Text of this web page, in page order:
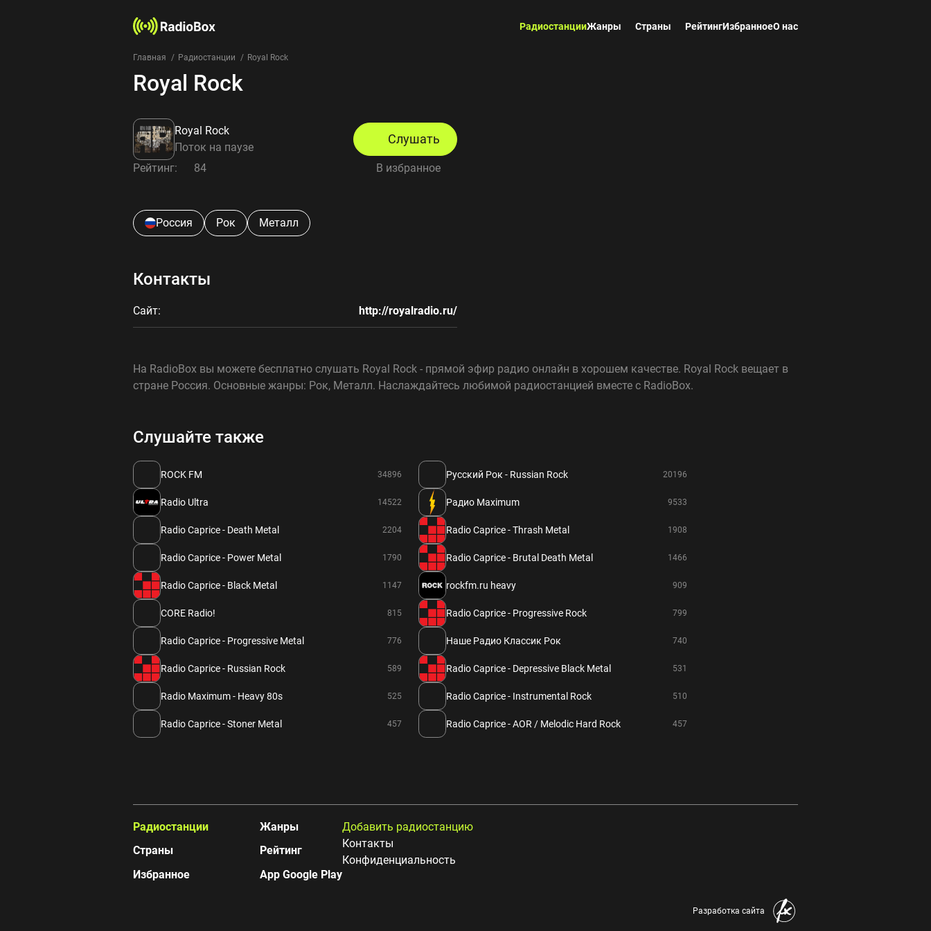
РадиостанцииЖанры Страны РейтингИзбранноеО нас
Главная Радиостанции Royal Rock
Royal Rock
Royal Rock
Поток на паузе
Слушать
Рейтинг: 84 В избранное
Россия Рок Металл
Контакты
Сайт: http://royalradio.ru/
На RadioBox вы можете бесплатно слушать Royal Rock - прямой эфир радио онлайн в хорошем качестве. Royal Rock вещает в
стране Россия. Основные жанры: Рок, Металл. Наслаждайтесь любимой радиостанцией вместе с RadioBox.
Слушайте также
ROCK FM 34896 Русский Рок - Russian Rock 20196
Radio Ultra 14522 Радио Maximum 9533
Radio Caprice - Death Metal 2204 Radio Caprice - Thrash Metal 1908
Radio Caprice - Power Metal 1790 Radio Caprice - Brutal Death Metal 1466
Radio Caprice - Black Metal 1147 rockfm.ru heavy 909
CORE Radio! 815 Radio Caprice - Progressive Rock 799
Radio Caprice - Progressive Metal 776 Наше Радио Классик Рок 740
Radio Caprice - Russian Rock 589 Radio Caprice - Depressive Black Metal 531
Radio Maximum - Heavy 80s 525 Radio Caprice - Instrumental Rock 510
Radio Caprice - Stoner Metal 457 Radio Caprice - AOR / Melodic Hard Rock 457
Радиостанции
Жанры
Страны
Рейтинг
Избранное
App Google Play
Добавить радиостанцию
Контакты
Конфиденциальность
Разработка сайта